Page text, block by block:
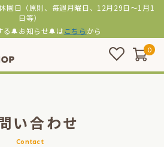
園日（原則、毎週月曜日、12月29日～1月1
日等）
る🔔お知らせ🔔は こちら から
0
Contact
い合わせ